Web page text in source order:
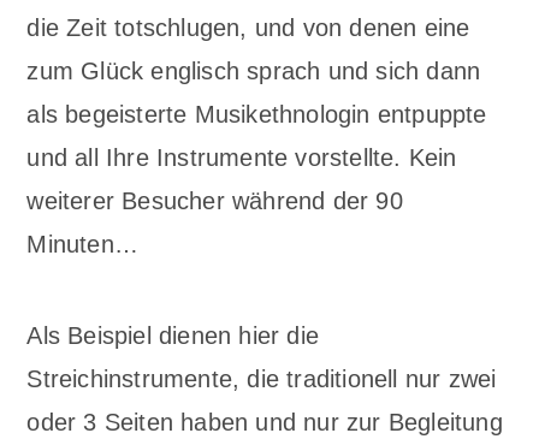
die Zeit totschlugen, und von denen eine
zum Glück englisch sprach und sich dann
als begeisterte Musikethnologin entpuppte
und all Ihre Instrumente vorstellte. Kein
weiterer Besucher während der 90
Minuten…
Als Beispiel dienen hier die
Streichinstrumente, die traditionell nur zwei
oder 3 Seiten haben und nur zur Begleitung